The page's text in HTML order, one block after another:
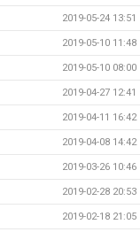
2019-05-24 13:51
2019-05-10 11:48
2019-05-10 08:00
2019-04-27 12:41
2019-04-11 16:42
2019-04-08 14:42
2019-03-26 10:46
2019-02-28 20:53
2019-02-18 21:05